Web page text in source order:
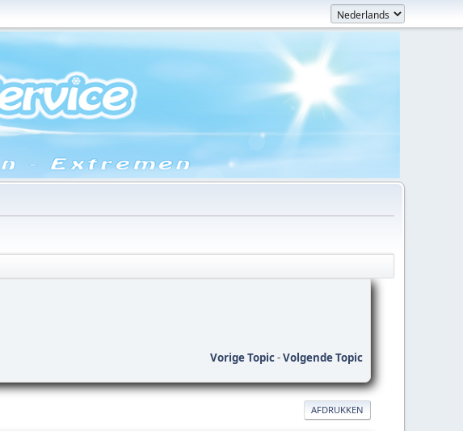
Vorige Topic-Volgende Topic
AFDRUKKEN